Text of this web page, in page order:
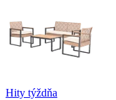
Hity týždňa